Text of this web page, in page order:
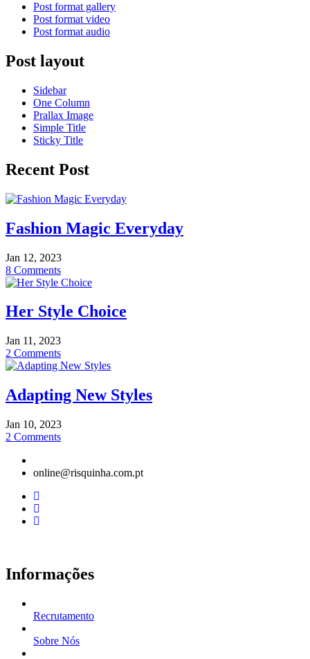
Post format gallery
Post format video
Post format audio
Post layout
Sidebar
One Column
Prallax Image
Simple Title
Sticky Title
Recent Post
Fashion Magic Everyday
Jan 12, 2023
8 Comments
Her Style Choice
Jan 11, 2023
2 Comments
Adapting New Styles
Jan 10, 2023
2 Comments
online@risquinha.com.pt
Informações
Recrutamento
Sobre Nós